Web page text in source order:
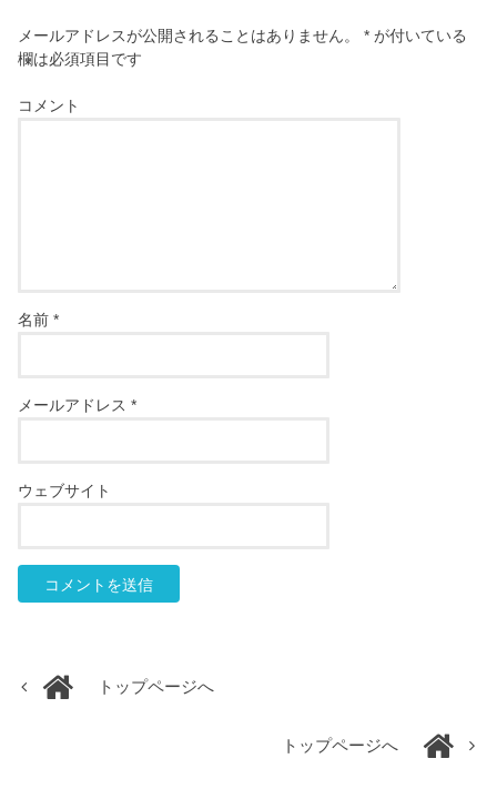
メールアドレスが公開されることはありません。 * が付いている
欄は必須項目です
コメント
名前*
メールアドレス*
ウェブサイト
トップページへ
トップページへ